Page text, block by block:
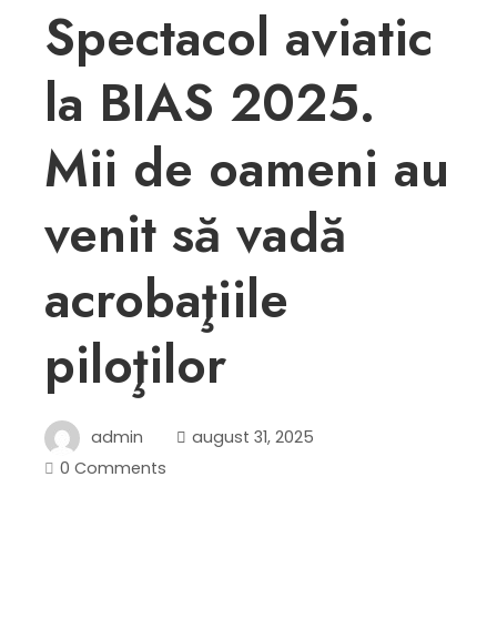
Spectacol aviatic
la BIAS 2025.
Mii de oameni au
venit să vadă
acrobaţiile
piloţilor
admin
august 31, 2025
0 Comments